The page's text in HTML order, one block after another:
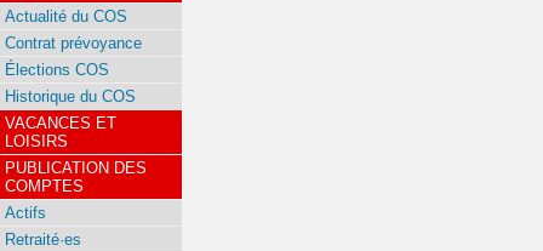
Actualité du COS
Contrat prévoyance
Élections COS
Historique du COS
VACANCES ET
LOISIRS
PUBLICATION DES
COMPTES
Actifs
Retraité·es